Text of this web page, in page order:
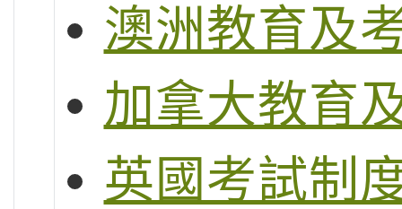
澳洲教育及
加拿大教育
英國考試制